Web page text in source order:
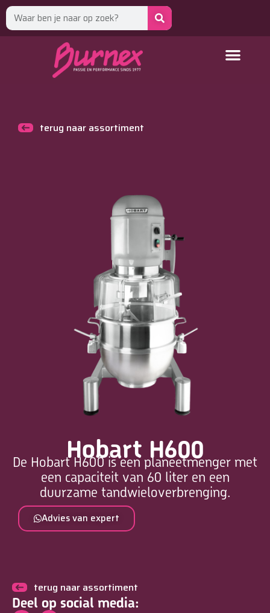
terug naar assortiment
Hobart H600
De Hobart H600 is een planeetmenger met
een capaciteit van 60 liter en een
duurzame tandwieloverbrenging.
Advies van expert
terug naar assortiment
Deel op social media: